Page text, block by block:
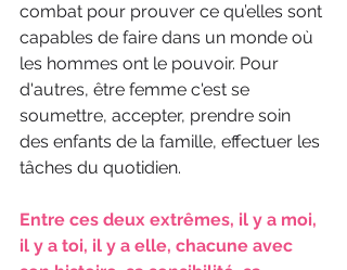
combat pour prouver ce qu’elles sont
capables de faire dans un monde où
les hommes ont le pouvoir. Pour
d'autres, être femme c'est se
soumettre, accepter, prendre soin
des enfants de la famille, effectuer les
tâches du quotidien.
Entre ces deux extrêmes, il y a moi,
il y a toi, il y a elle, chacune avec